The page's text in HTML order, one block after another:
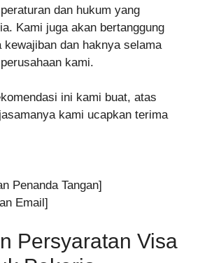
dan hukum yang
Kami juga akan bertanggung
kewajiban dan haknya selama
kami.
ini kami buat, atas
kami ucapkan terima
Penanda Tangan]
Email]
Persyaratan Visa